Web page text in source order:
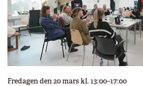
Fredagen den 20 mars kl. 13:00–17:00